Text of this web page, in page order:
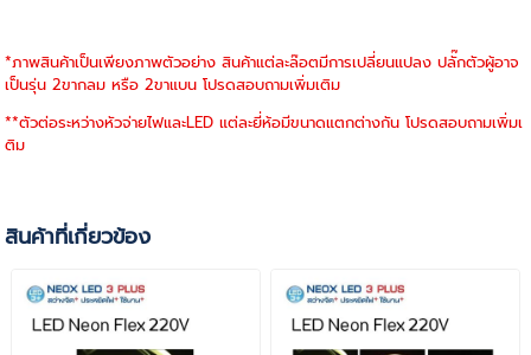
*ภาพสินค้าเป็นเพียงภาพตัวอย่าง สินค้าแต่ละล๊อตมีการเปลี่ยนแปลง ปลั๊กตัวผู้อาจ
เป็นรุ่น 2ขากลม หรือ 2ขาแบน โปรดสอบถามเพิ่มเติม
**ตัวต่อระหว่างหัวจ่ายไฟและLED แต่ละยี่ห้อมีขนาดแตกต่างกัน โปรดสอบถามเพิ่มเ
ติม
สินค้าที่เกี่ยวข้อง